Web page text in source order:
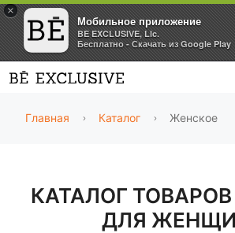
×
Мобильное приложение
BE EXCLUSIVE, Llc.
Бесплатно - Скачать из Google Play
Главная Каталог Женское
КАТАЛОГ ТОВАРОВ
ДЛЯ